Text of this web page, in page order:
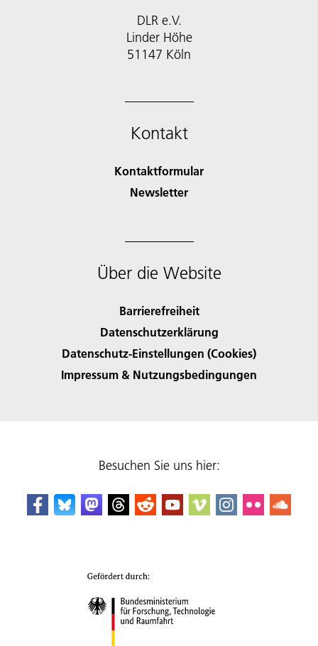
DLR e.V.
Linder Höhe
51147 Köln
Kontakt
Kontaktformular
Newsletter
Über die Website
Barrierefreiheit
Datenschutzerklärung
Datenschutz-Einstellungen (Cookies)
Impressum & Nutzungsbedingungen
Besuchen Sie uns hier: